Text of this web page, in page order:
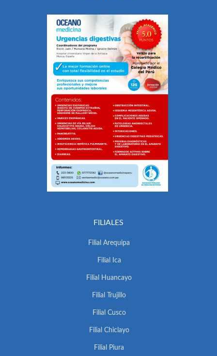
FILIALES
Filial Arequipa
Filial Ica
Filial Huancayo
Filial Trujillo
Filial Cusco
Filial Chiclayo
Filial Piura